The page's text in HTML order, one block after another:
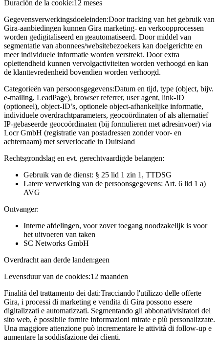
Duración de la cookie:12 meses
Gegevensverwerkingsdoeleinden:Door tracking van het gebruik van
Gira-aanbiedingen kunnen Gira marketing- en verkoopprocessen
worden gedigitaliseerd en geautomatiseerd. Door middel van
segmentatie van abonnees/websitebezoekers kan doelgerichte en
meer individuele informatie worden verstrekt. Door extra
oplettendheid kunnen vervolgactiviteiten worden verhoogd en kan
de klanttevredenheid bovendien worden verhoogd.
Categorieën van persoonsgegevens:Datum en tijd, type (object, bijv.
e-mailing, LeadPage), browser referrer, user agent, link-ID
(optioneel), object-ID’s, optionele object-afhankelijke informatie,
individuele overdrachtparameters, geocoördinaten of als alternatief
IP-gebaseerde geocoördinaten (bij formulieren met adresinvoer) via
Locr GmbH (registratie van postadressen zonder voor- en
achternaam) met serverlocatie in Duitsland
Rechtsgrondslag en evt. gerechtvaardigde belangen:
Gebruik van de dienst: § 25 lid 1 zin 1, TTDSG
Latere verwerking van de persoonsgegevens: Art. 6 lid 1 a)
AVG
Ontvanger:
Interne afdelingen, voor zover toegang noodzakelijk is voor
het uitvoeren van taken
SC Networks GmbH
Overdracht aan derde landen:geen
Levensduur van de cookies:12 maanden
Finalità del trattamento dei dati:Tracciando l'utilizzo delle offerte
Gira, i processi di marketing e vendita di Gira possono essere
digitalizzati e automatizzati. Segmentando gli abbonati/visitatori del
sito web, è possibile fornire informazioni mirate e più personalizzate.
Una maggiore attenzione può incrementare le attività di follow-up e
aumentare la soddisfazione dei clienti.